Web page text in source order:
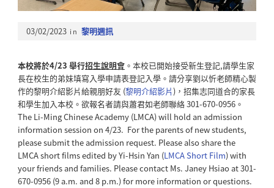
03/02/2023 in 黎明週訊
本校將於4/23 舉行招生說明會。本校已開始接受新生登記,請學生家
長在校生的弟妹填寫入學申請表登記入學。請分享劉以忻老師精心製
作的黎明介紹影片給親朋好友 (黎明介紹影片)，招集志同道合的家長
和學生加入本校。欲報名者請與蕭君如老師聯絡 301-670-0956。
The Li-Ming Chinese Academy (LMCA) will hold an admission
information session on 4/23. For the parents of new students,
please submit the admission request. Please also share the
LMCA short films edited by Yi-Hsin Yan (LMCA Short Film) with
your friends and families. Please contact Ms. Janey Hsiao at 301-
670-0956 (9 a.m. and 8 p.m.) for more information or questions.